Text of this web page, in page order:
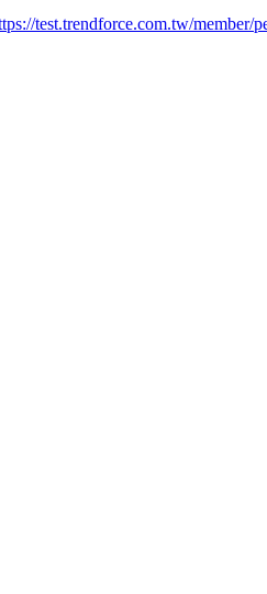
test.trendforce.com.tw/member/